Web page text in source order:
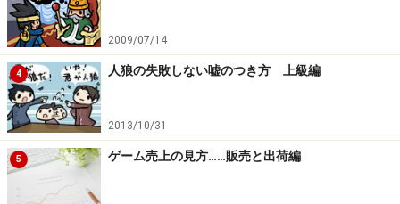
2009/07/14
4 人狼の失敗しない嘘のつき方 上級編
2013/10/31
5 ゲーム売上の見方……販売と出荷編